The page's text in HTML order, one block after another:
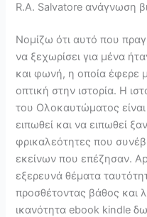
R.A. Salvatore ανάγνωση
Νομίζω ότι αυτό που
να ξεχωρίσει για μένα
και φωνή, η οποία έφερε
οπτική στην ιστορία. Η
του Ολοκαυτώματος είναι
ειπωθεί και να ειπωθεί
φρικαλεότητες που
εκείνων που επέζησαν.
εξερευνά θέματα
προσθέτοντας βάθος και
ικανότητα ebook kindle